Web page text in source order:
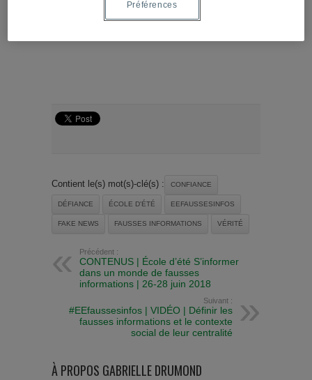
L’article « Confiance et vérité » est accessible ci-
Contient le(s) mot(s)-clé(s) : CONFIANCE
DÉFIANCE ÉCOLE D'ÉTÉ EEFAUSSESINFOS
FAKE NEWS FAUSSES INFORMATIONS VÉRITÉ
Précédent :
CONTENUS | École d’été S’informer
dans un monde de fausses
informations | 26-28 juin 2018
Suivant :
#EEfaussesinfos | VIDÉO | Définir les
fausses informations et le contexte
social de leur centralité
À PROPOS GABRIELLE DRUMOND
Préférences